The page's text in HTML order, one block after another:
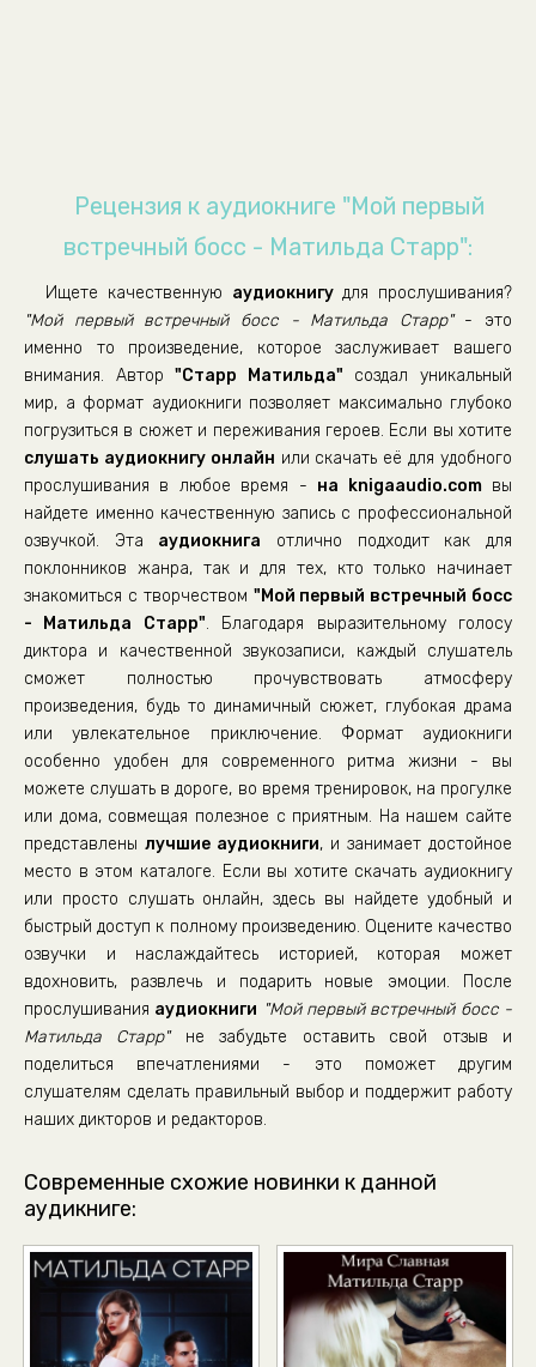
20
21
22
24
25
26
27
29
30
31
32
34
35
37
39
40
43
44
45
Рецензия к аудиокниге "Мой первый
встречный босс - Матильда Старр":
Ищете качественную аудиокнигудля прослушивания?
"Мой первый встречный босс - Матильда Старр"- это
именно то произведение, которое заслуживает вашего
внимания. Автор"Старр Матильда" создал уникальный
мир, а формат аудиокниги позволяет максимально глубоко
погрузиться в сюжет и переживания героев. Если вы хотите
слушать аудиокнигу онлайн или скачать её для удобного
прослушивания в любое время - на knigaaudio.comвы
найдете именно качественную запись с профессиональной
озвучкой. Эта аудиокнига отлично подходит как для
поклонников жанра, так и для тех, кто только начинает
знакомиться с творчеством "Мой первый встречный босс
- Матильда Старр". Благодаря выразительному голосу
диктора и качественной звукозаписи, каждый слушатель
сможет полностью прочувствовать атмосферу
произведения, будь то динамичный сюжет, глубокая драма
или увлекательное приключение. Формат аудиокниги
особенно удобен для современного ритма жизни - вы
можете слушать в дороге, во время тренировок, на прогулке
или дома, совмещая полезное с приятным. На нашем сайте
представлены лучшие аудиокниги, и занимает достойное
место в этом каталоге. Если вы хотите скачать аудиокнигу
или просто слушать онлайн, здесь вы найдете удобный и
быстрый доступ к полному произведению. Оцените качество
озвучки и наслаждайтесь историей, которая может
вдохновить, развлечь и подарить новые эмоции. После
прослушивания аудиокниги "Мой первый встречный босс -
Матильда Старр"не забудьте оставить свой отзыв и
поделиться впечатлениями - это поможет другим
слушателям сделать правильный выбор и поддержит работу
наших дикторов и редакторов.
Современные схожие новинки к данной
аудикниге: